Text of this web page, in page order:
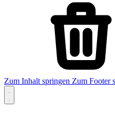
Zum Inhalt springen Zum Footer